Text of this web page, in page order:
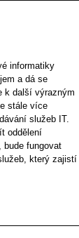
informatiky
a dá se
k další výrazným
stále více
služeb IT.
oddělení
bude fungovat
který zajistí